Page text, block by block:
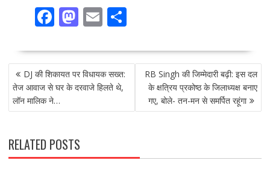
F
e
b
o
o
k
M
to
d
o
n
E
ai
l
S
ar
POST
NAVIGATION
DJ की शिकायत पर विधायक सख्त:
तेज आवाज से घर के दरवाजे हिलते थे,
लॉन मालिक ने…
RB Singh की जिम्मेदारी बढ़ी: इस दल
के क्षत्रिय प्रकोष्ठ के जिलाध्यक्ष बनाए
गए, बोले- तन-मन से समर्पित रहूंगा
RELATED POSTS